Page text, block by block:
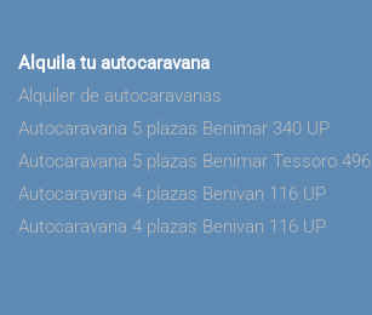
Alquila tu autocaravana
Alquiler de autocaravanas
Autocaravana 5 plazas Benimar 340 UP
Autocaravana 5 plazas Benimar Tessoro 496
Autocaravana 4 plazas Benivan 116 UP
Autocaravana 4 plazas Benivan 116 UP